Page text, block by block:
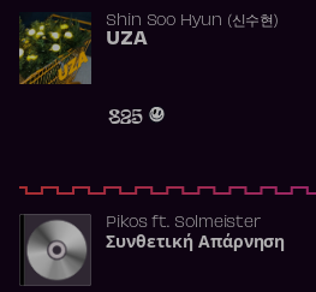
Shin Soo Hyun (신수현)
UZA
825
Pikosft. Solmeister
Συνθετική Απάρνηση